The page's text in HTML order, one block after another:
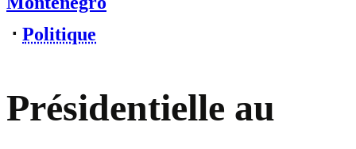
⋅ Politique
Présidentielle au